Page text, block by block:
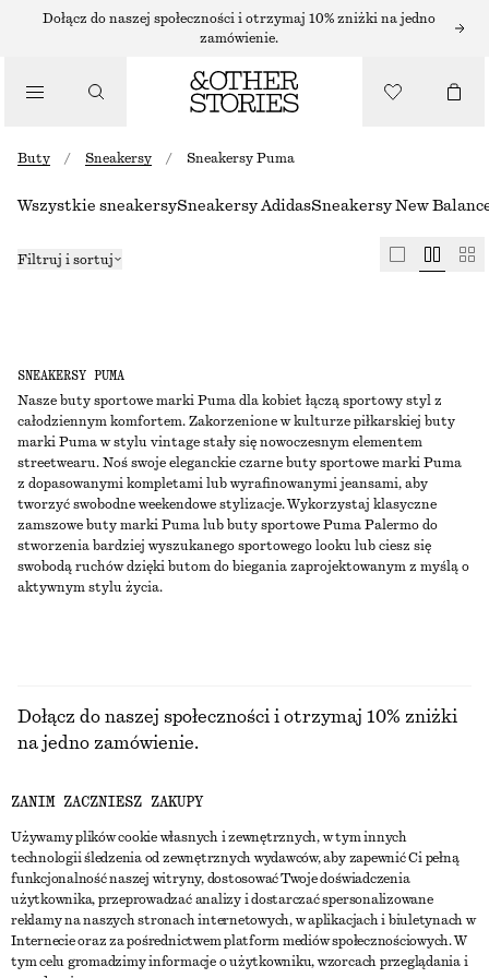
Dołącz do naszej społeczności i otrzymaj 10% zniżki na jedno
zamówienie.
Buty / Sneakersy / Sneakersy Puma
SNEAKERSY PUMA
Nasze buty sportowe marki Puma dla kobiet łączą sportowy styl z
całodziennym komfortem. Zakorzenione w kulturze piłkarskiej buty
marki Puma w stylu vintage stały się nowoczesnym elementem
streetwearu. Noś swoje eleganckie czarne buty sportowe marki Puma
z dopasowanymi kompletami lub wyrafinowanymi jeansami, aby
tworzyć swobodne weekendowe stylizacje. Wykorzystaj klasyczne
zamszowe buty marki Puma lub buty sportowe Puma Palermo do
stworzenia bardziej wyszukanego sportowego looku lub ciesz się
swobodą ruchów dzięki butom do biegania zaprojektowanym z myślą o
aktywnym stylu życia.
Wszystkie sneakersySneakersy AdidasSneakersy New
Filtruj i sortuj
SKONTAKTUJ SIĘ Z NAMI
Skontaktuj się z nami
Wyszukiwarka sklepów
Instagram
OBSŁUGA KLIENTA
Dołącz do naszej społeczności i otrzymaj 10% zniżki
na jedno zamówienie.
CREATE ACCOUNT
ZANIM ZACZNIESZ ZAKUPY
Używamy plików cookie własnych i zewnętrznych, w tym innych
technologii śledzenia od zewnętrznych wydawców, aby zapewnić Ci pełną
funkcjonalność naszej witryny, dostosować Twoje doświadczenia
użytkownika, przeprowadzać analizy i dostarczać spersonalizowane
reklamy na naszych stronach internetowych, w aplikacjach i biuletynach w
Internecie oraz za pośrednictwem platform mediów społecznościowych. W
tym celu gromadzimy informacje o użytkowniku, wzorcach przeglądania i